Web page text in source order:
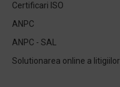
Certificari ISO
ANPC
ANPC - SAL
Solutionarea online a litigiilor